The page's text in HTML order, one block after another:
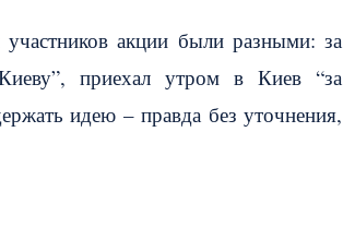
акции были разными: за
приехал утром в Киев “за
идею – правда без уточнения,